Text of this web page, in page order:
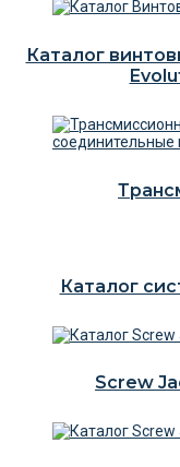
Каталог
Каталог
Screw